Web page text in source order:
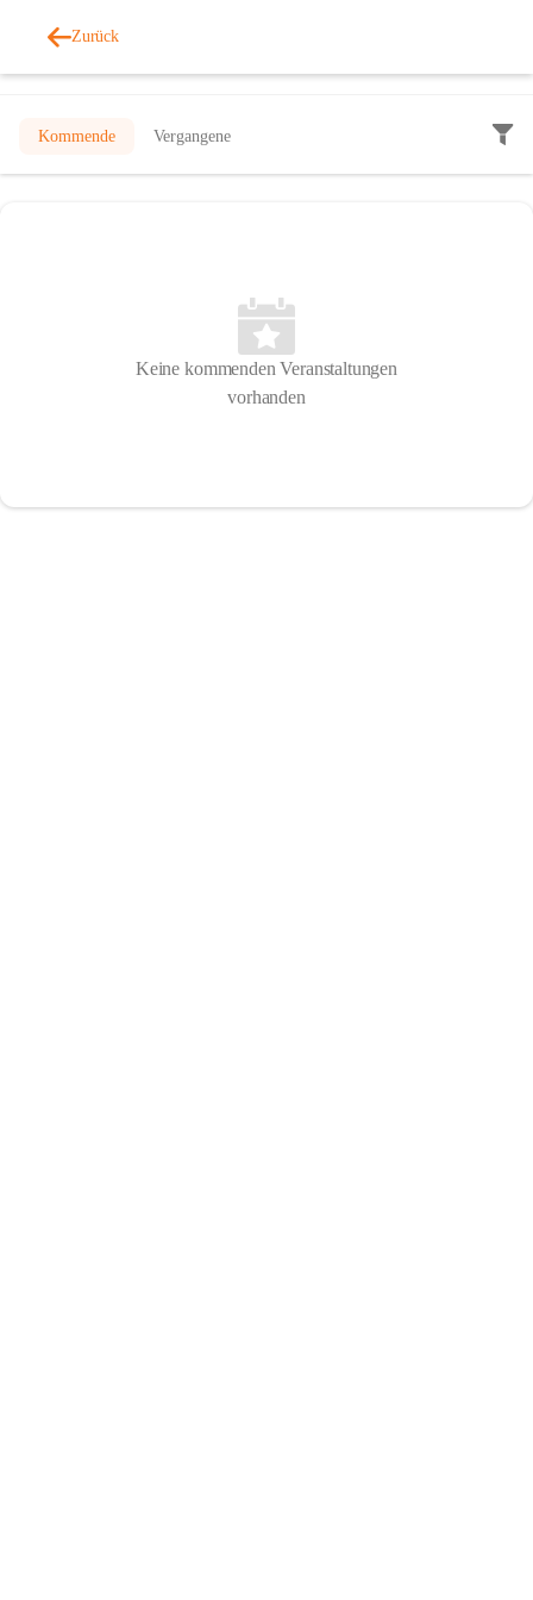
Zurück
Kommende Vergangene
Keine kommenden Veranstaltungen
vorhanden